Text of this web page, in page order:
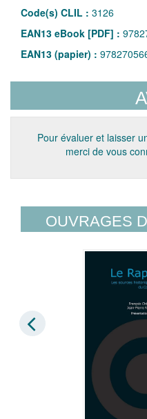
Code(s) CLIL : 3126
EAN13 eBook [PDF] :
EAN13 (papier) :
Pour évaluer et laisser
merci de vous
OUVRAGES